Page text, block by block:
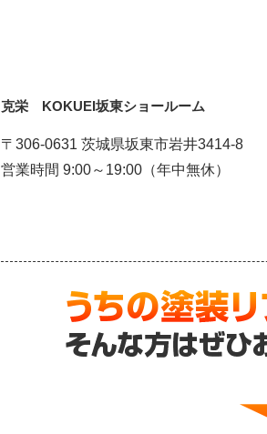
克栄 KOKUEI坂東ショールーム
〒306-0631 茨城県坂東市岩井3414-8
営業時間 9:00～19:00（年中無休）